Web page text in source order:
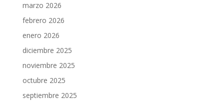
marzo 2026
febrero 2026
enero 2026
diciembre 2025
noviembre 2025
octubre 2025
septiembre 2025